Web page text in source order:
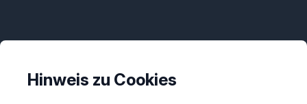
Preise
Hinweis zu Cookies